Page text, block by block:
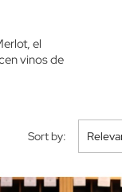
el
vinos de
Sort by: